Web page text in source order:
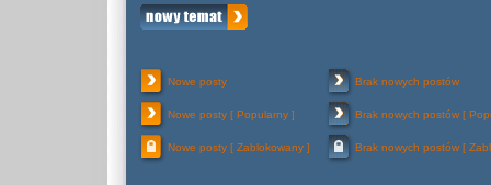
Nowe posty Brak nowych postów
Nowe posty [ Popularny ] Brak nowych postów [
Nowe posty [ Zablokowany ] Brak nowych postów [